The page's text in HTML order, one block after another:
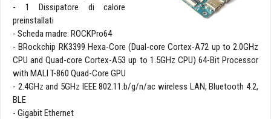
- 1 Dissipatore di calore
preinstallati
- Scheda madre: ROCKPro64
- BRockchip RK3399 Hexa-Core (Dual-core Cortex-A72 up to 2.0GHz
CPU and Quad-core Cortex-A53 up to 1.5GHz CPU) 64-Bit Processor
with MALI T-860 Quad-Core GPU
- 2.4GHz and 5GHz IEEE 802.11.b/g/n/ac wireless LAN, Bluetooth 4.2,
BLE
- Gigabit Ethernet